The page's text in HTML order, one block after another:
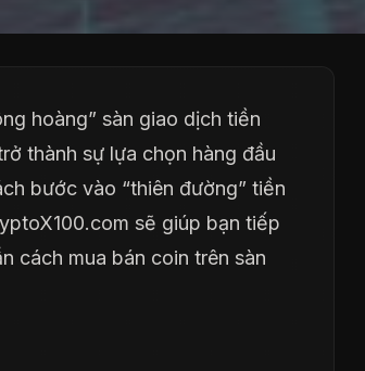
hoàng” sàn giao dịch tiền
thành sự lựa chọn hàng đầu
bước vào “thiên đường” tiền
sẽ giúp bạn tiếp
cách mua bán coin trên sàn